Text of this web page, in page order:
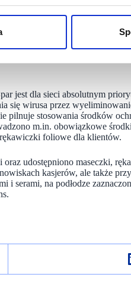
placówki w Dąbrowie
format – ale doskonale
Nasze sklepy
ciepłe pieczywo, świeże
jest dla sieci absolutnym
się wirusa przez
pilnuje stosowania środków
m.in. obowiązkowe
foliowe dla klientów.
udostępniono maseczki,
kasjerów, ale także
serami, na podłodze